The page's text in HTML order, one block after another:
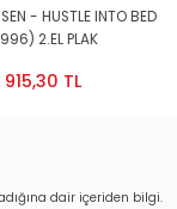
- HUSTLE INTO BED
2.EL PLAK
915,30 TL
dair içeriden bilgi.